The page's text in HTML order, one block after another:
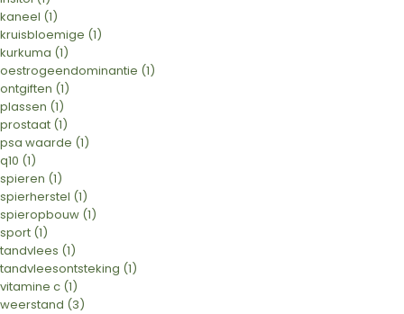
kaneel (1)
kruisbloemige (1)
kurkuma (1)
oestrogeendominantie (1)
ontgiften (1)
plassen (1)
prostaat (1)
psa waarde (1)
q10 (1)
spieren (1)
spierherstel (1)
spieropbouw (1)
sport (1)
tandvlees (1)
tandvleesontsteking (1)
vitamine c (1)
weerstand (3)